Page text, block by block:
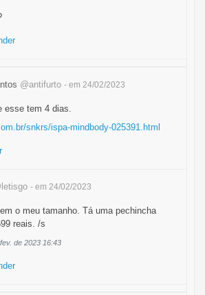
@antifurto - em 24/02/2023
esse tem 4 dias.
snkrs/ispa-mindbody-025391.html
- em 24/02/2023
o meu tamanho. Tá uma pechincha
reais. /s
de 2023 16:43